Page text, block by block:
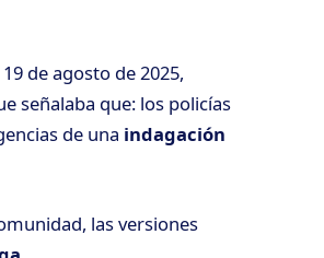
de agosto de 2025,
señalaba que: los policías
de una indagación
las versiones